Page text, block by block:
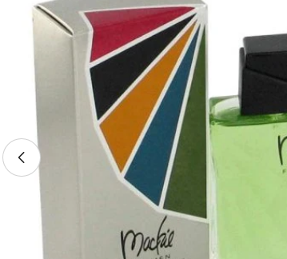
informations
produit
Ouvrir le média 2 en mode modal